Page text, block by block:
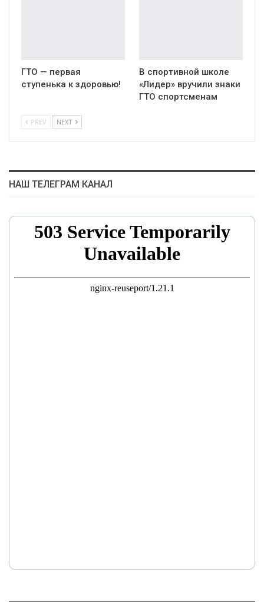
ГТО — первая
ступенька к здоровью!
В спортивной школе
«Лидер» вручили знаки
ГТО спортсменам
PREV NEXT
НАШ ТЕЛЕГРАМ КАНАЛ